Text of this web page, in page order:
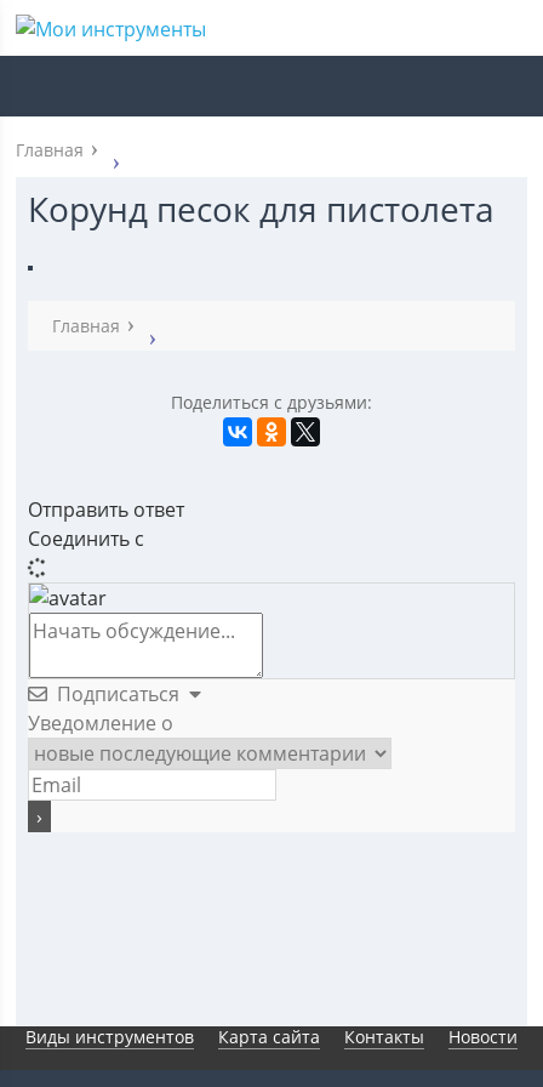
Главная
Корунд песок для пистолета
Главная
Поделиться с друзьями:
Отправить ответ
Соединить с
Подписаться
Уведомление о
Виды инструментов Карта сайта Контакты Новости